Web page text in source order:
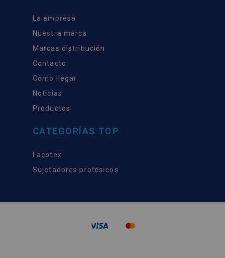
La empresa
Nuestra marca
Marcas distribución
Contacto
Cómo llegar
Noticias
Productos
CATEGORÍAS TOP
Lacotex
Sujetadores protésicos